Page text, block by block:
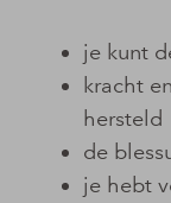
je kunt
kracht
hersteld
de
je hebt